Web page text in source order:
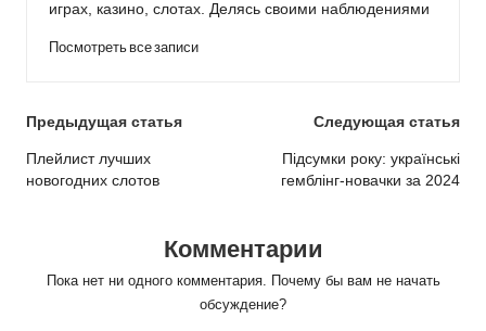
играх, казино, слотах. Делясь своими наблюдениями
Посмотреть все записи
Post
navigation
Предыдущая статья
Плейлист лучших
новогодних слотов
Следующая статья
Підсумки року: українські
гемблінг-новачки за 2024
Комментарии
Пока нет ни одного комментария. Почему бы вам не начать
обсуждение?